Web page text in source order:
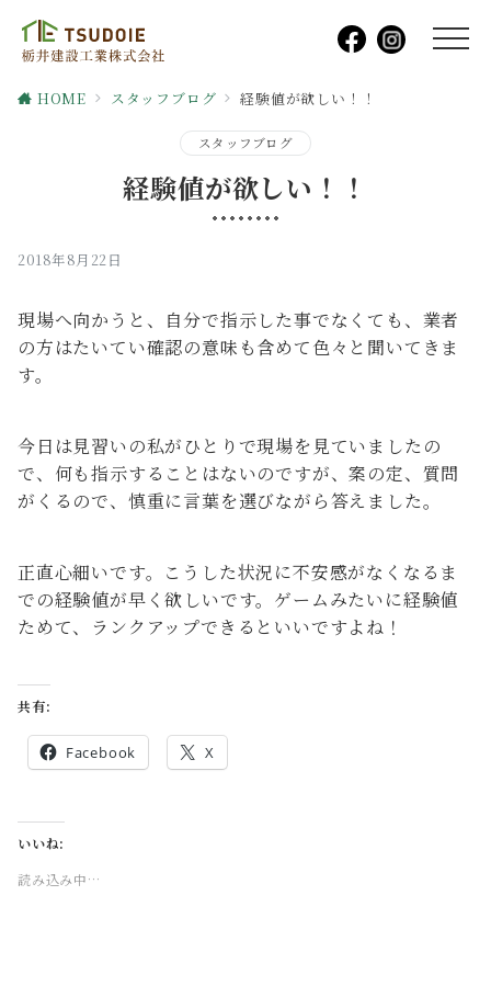
HOME スタッフブログ 経験値が欲しい！！
スタッフブログ
経験値が欲しい！！
2018年8月22日
現場へ向かうと、自分で指示した事でなくても、業者
の方はたいてい確認の意味も含めて色々と聞いてきま
す。
今日は見習いの私がひとりで現場を見ていましたの
で、何も指示することはないのですが、案の定、質問
がくるので、慎重に言葉を選びながら答えました。
正直心細いです。こうした状況に不安感がなくなるま
での経験値が早く欲しいです。ゲームみたいに経験値
ためて、ランクアップできるといいですよね！
共有:
Facebook X
いいね:
読み込み中…